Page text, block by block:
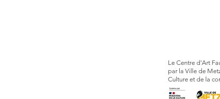
Le Centre d'Art
par la Ville de
Culture et de la